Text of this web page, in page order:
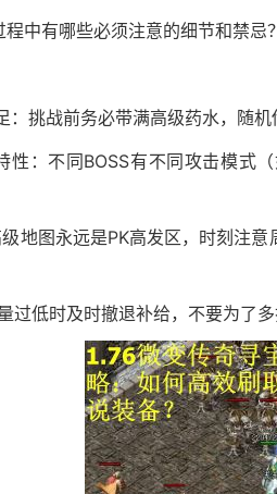
中有哪些必须注意的细节和禁忌？
：挑战前务必带满高级药水，随机
性：不同BOSS有不同攻击模式
地图永远是PK高发区，时刻注
过低时及时撤退补给，不要为了